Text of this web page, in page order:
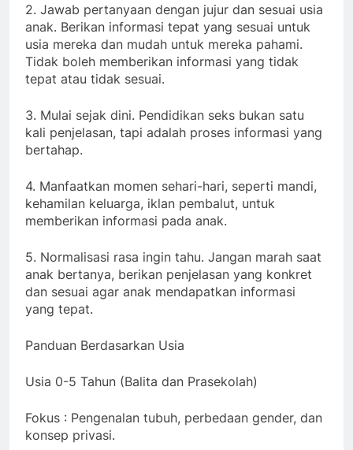
2. Jawab pertanyaan dengan jujur dan sesuai usia
anak. Berikan informasi tepat yang sesuai untuk
usia mereka dan mudah untuk mereka pahami.
Tidak boleh memberikan informasi yang tidak
tepat atau tidak sesuai.
3. Mulai sejak dini. Pendidikan seks bukan satu
kali penjelasan, tapi adalah proses informasi yang
bertahap.
4. Manfaatkan momen sehari-hari, seperti mandi,
kehamilan keluarga, iklan pembalut, untuk
memberikan informasi pada anak.
5. Normalisasi rasa ingin tahu. Jangan marah saat
anak bertanya, berikan penjelasan yang konkret
dan sesuai agar anak mendapatkan informasi
yang tepat.
Panduan Berdasarkan Usia
Usia 0-5 Tahun (Balita dan Prasekolah)
Fokus : Pengenalan tubuh, perbedaan gender, dan
konsep privasi.